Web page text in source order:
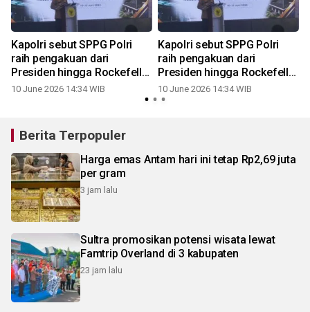
Kapolri sebut SPPG Polri
raih pengakuan dari
Presiden hingga Rockefeller
Foundation
10 June 2026 14:34 WIB
Kapolri sebut SPPG Polri
raih pengakuan dari
Presiden hingga Rockefeller
Foundation
10 June 2026 14:34 WIB
Berita Terpopuler
Harga emas Antam hari ini tetap Rp2,69 juta
per gram
3 jam lalu
Sultra promosikan potensi wisata lewat
Famtrip Overland di 3 kabupaten
23 jam lalu